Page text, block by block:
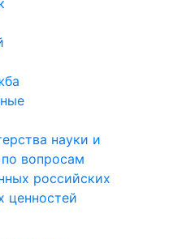
науки и
вопросам
российских
ценностей